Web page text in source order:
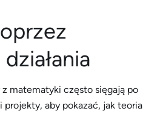
matematyki często sięgają po
aby pokazać, jak teoria